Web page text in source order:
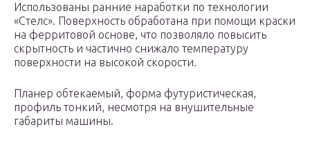
Использованы ранние наработки по технологии
«Стелс». Поверхность обработана при помощи краски
на ферритовой основе, что позволяло повысить
скрытность и частично снижало температуру
поверхности на высокой скорости.
Планер обтекаемый, форма футуристическая,
профиль тонкий, несмотря на внушительные
габариты машины.